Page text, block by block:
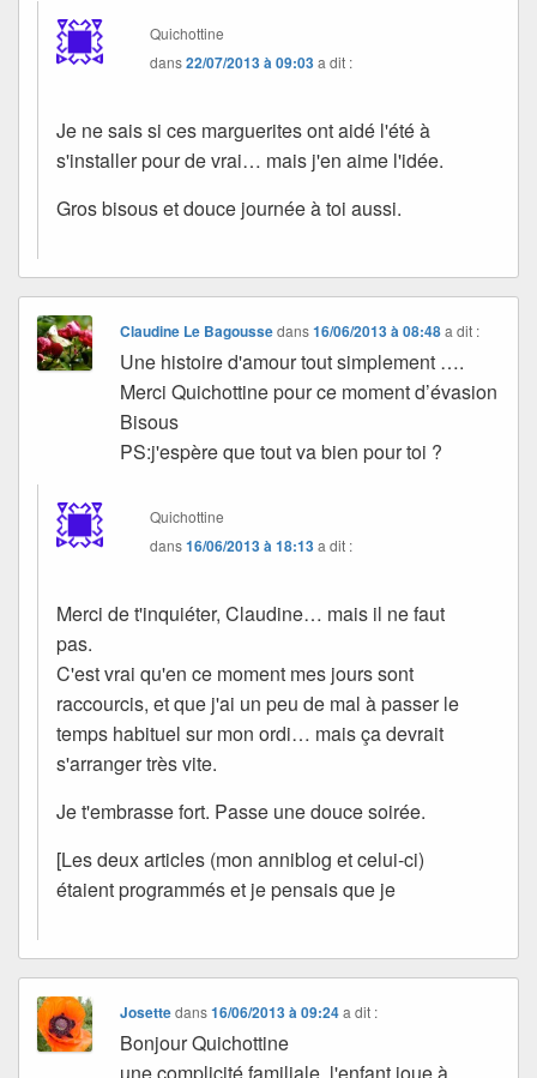
Quichottine
dans22/07/2013 à 09:03a dit :
Je ne sais si ces marguerites ont aidé l'été à
s'installer pour de vrai… mais j'en aime l'idée.
Gros bisous et douce journée à toi aussi.
Claudine Le Bagoussedans16/06/2013 à 08:48 a dit :
Une histoire d'amour tout simplement ….
Merci Quichottine pour ce moment d’évasion
Bisous
PS:j'espère que tout va bien pour toi ?
Quichottine
dans16/06/2013 à 18:13a dit :
Merci de t'inquiéter, Claudine… mais il ne faut
pas.
C'est vrai qu'en ce moment mes jours sont
raccourcis, et que j'ai un peu de mal à passer le
temps habituel sur mon ordi… mais ça devrait
s'arranger très vite.
Je t'embrasse fort. Passe une douce soirée.
[Les deux articles (mon anniblog et celui-ci)
étaient programmés et je pensais que je
Josettedans16/06/2013 à 09:24 a dit :
Bonjour Quichottine